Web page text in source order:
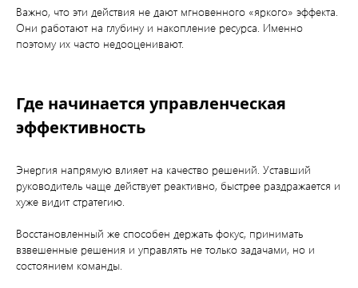
Важно, что эти действия не дают мгновенного «яркого» эффекта.
Они работают на глубину и накопление ресурса. Именно
поэтому их часто недооценивают.
Где начинается управленческая
эффективность
Энергия напрямую влияет на качество решений. Уставший
руководитель чаще действует реактивно, быстрее раздражается и
хуже видит стратегию.
Восстановленный же способен держать фокус, принимать
взвешенные решения и управлять не только задачами, но и
состоянием команды.